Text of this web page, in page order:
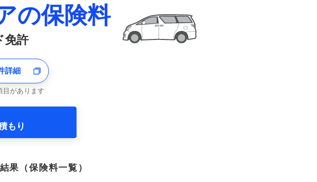
の保険料
免許
詳細
目があります
もり
果 （保険料一覧）